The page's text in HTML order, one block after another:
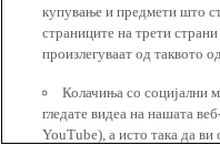
купување и предмети што
страниците на трети
произлегуваат од таквото
Колачиња со социјални
гледате видеа на нашата
YouTube), а исто така да